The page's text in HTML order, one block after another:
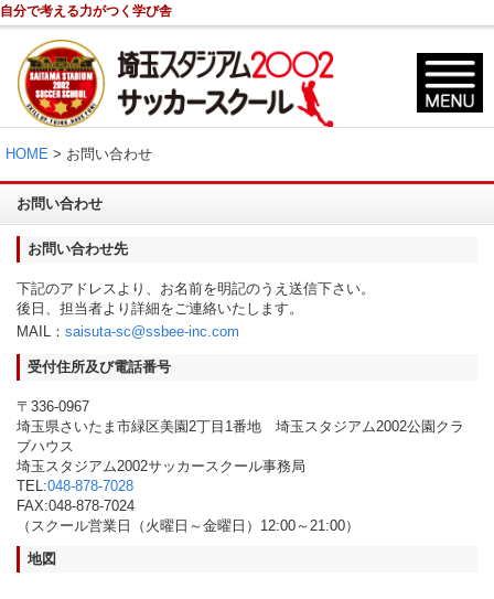
自分で考える力がつく学び舎
HOME > お問い合わせ
お問い合わせ
お問い合わせ先
下記のアドレスより、お名前を明記のうえ送信下さい。
後日、担当者より詳細をご連絡いたします。
MAIL： saisuta-sc@ssbee-inc.com
受付住所及び電話番号
〒336-0967
埼玉県さいたま市緑区美園2丁目1番地 埼玉スタジアム2002公園クラ
ブハウス
埼玉スタジアム2002サッカースクール事務局
TEL:048-878-7028
FAX:048-878-7024
（スクール営業日（火曜日～金曜日）12:00～21:00）
地図